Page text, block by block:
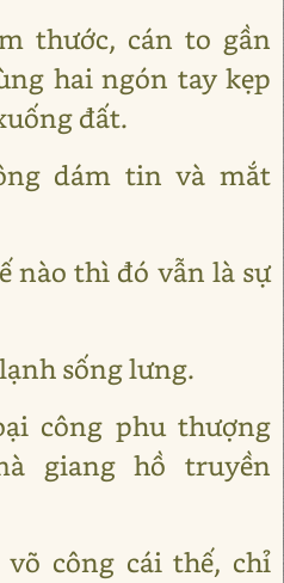
thước, cán to gần
hai ngón tay kẹp
đất.
dám tin và mắt
nào thì đó vẫn là sự
sống lưng.
công phu thượng
giang hồ truyền
công cái thế, chỉ